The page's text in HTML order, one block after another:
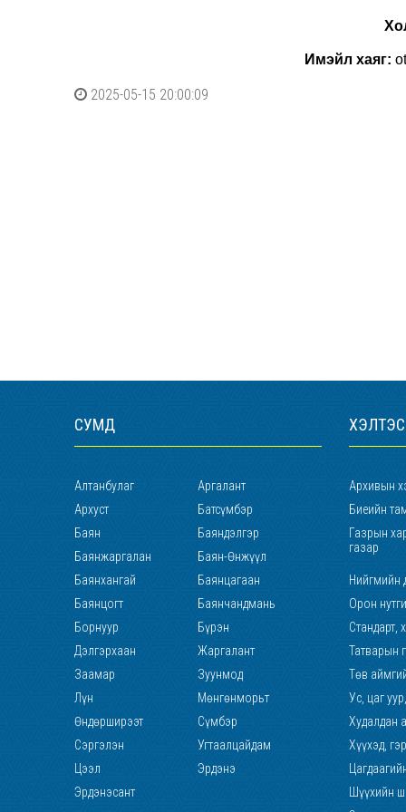
Имэйл хаяг:
2025-05-15 20:00:09
СУМД
Алтанбулаг
Аргалант
Архуст
Батсүмбэр
Баян
Баяндэлгэр
Баянжаргалан
Баян-Өнжүүл
Баянхангай
Баянцагаан
Баянцогт
Баянчандмань
Борнуур
Бүрэн
Дэлгэрхаан
Жаргалант
Заамар
Зуунмод
Лүн
Мөнгөнморьт
Өндөрширээт
Сүмбэр
Сэргэлэн
Угтаалцайдам
Цээл
Эрдэнэ
Эрдэнэсант
Архивын
Биеийн
Газрын
газар
Нийгмийн
Орон
Стандарт,
Татварын
Төв
Ус, цаг
Худалдан
Хүүхэд,
Шүүхийн